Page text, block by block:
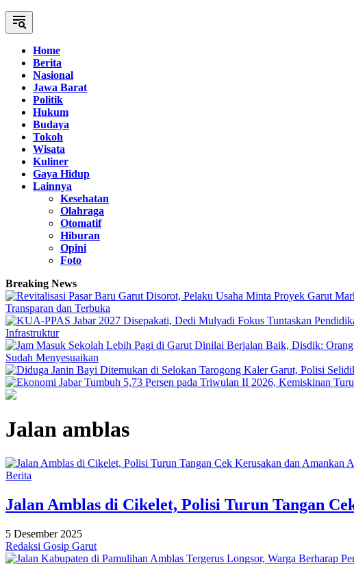
Home
Berita
Nasional
Jawa Barat
Politik
Hukum
Budaya
Tokoh
Wisata
Kuliner
Gaya Hidup
Lainnya
Kesehatan
Olahraga
Otomatif
Hiburan
Opini
Foto
Breaking News
Transparan dan Terbuka
Infrastruktur
Sudah Menyesuaikan
Jalan amblas
Berita
Jalan Amblas di Cikelet, Polisi Turun Tangan
5 Desember 2025
Redaksi Gosip Garut